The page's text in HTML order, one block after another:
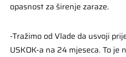
opasnost za širenje zaraze.
-Tražimo od Vlade da usvoji
USKOK-a na 24 mjeseca. To je